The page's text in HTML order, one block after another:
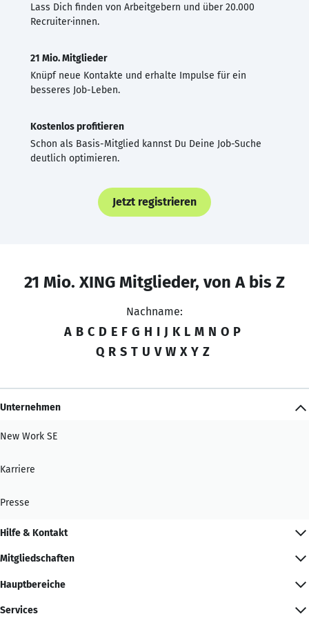
Lass Dich finden von Arbeitgebern und über 20.000
Recruiter·innen.
21 Mio. Mitglieder
Knüpf neue Kontakte und erhalte Impulse für ein
besseres Job-Leben.
Kostenlos profitieren
Schon als Basis-Mitglied kannst Du Deine Job-Suche
deutlich optimieren.
Jetzt registrieren
21 Mio. XING Mitglieder, von A bis Z
Nachname:
A B C D E F G H I J K L M N O P
Q R S T U V W X Y Z
Unternehmen
New Work SE
Karriere
Presse
Hilfe & Kontakt
Mitgliedschaften
Hauptbereiche
Services